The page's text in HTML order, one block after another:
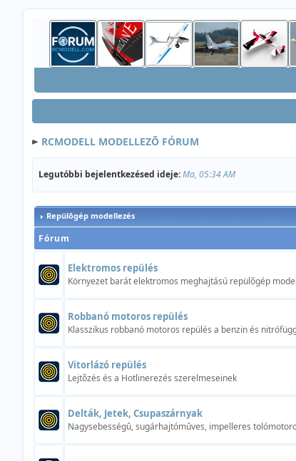
RCMODELL MODELLEZÕ FÓRUM
Legutóbbi bejelentkezésed ideje:Ma, 05:34 AM
Repülõgép modellezés
Fórum
Elektromos repülés
Környezet barát elektromos meghajtású repülõgép
Robbanó motoros repülés
Klasszikus robbanó motoros repülés a benzin és
Vitorlázó repülés
Lejtõzés és a Hotlinerezés szerelmeseinek
Delták, Jetek, Csupaszárnyak
Nagysebességû, sugárhajtómûves, impelleres